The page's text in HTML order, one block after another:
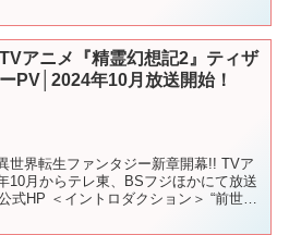
TVアニメ『精霊幻想記2』ティザ
ーPV│2024年10月放送開始！
界転生ファンタジー新章開幕!! TVア
10月からテレ東、BSフジほかにて放送
HP ＜イントロダクション＞ “前世と